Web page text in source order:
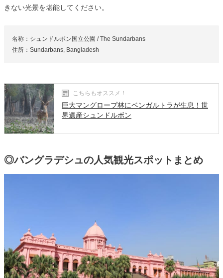
きない光景を堪能してください。
名称：シュンドルボン国立公園 / The Sundarbans
住所：Sundarbans, Bangladesh
こちらもオススメ！
巨大マングローブ林にベンガルトラが生息！世
界遺産シュンドルボン
◎バングラデシュの人気観光スポットまとめ